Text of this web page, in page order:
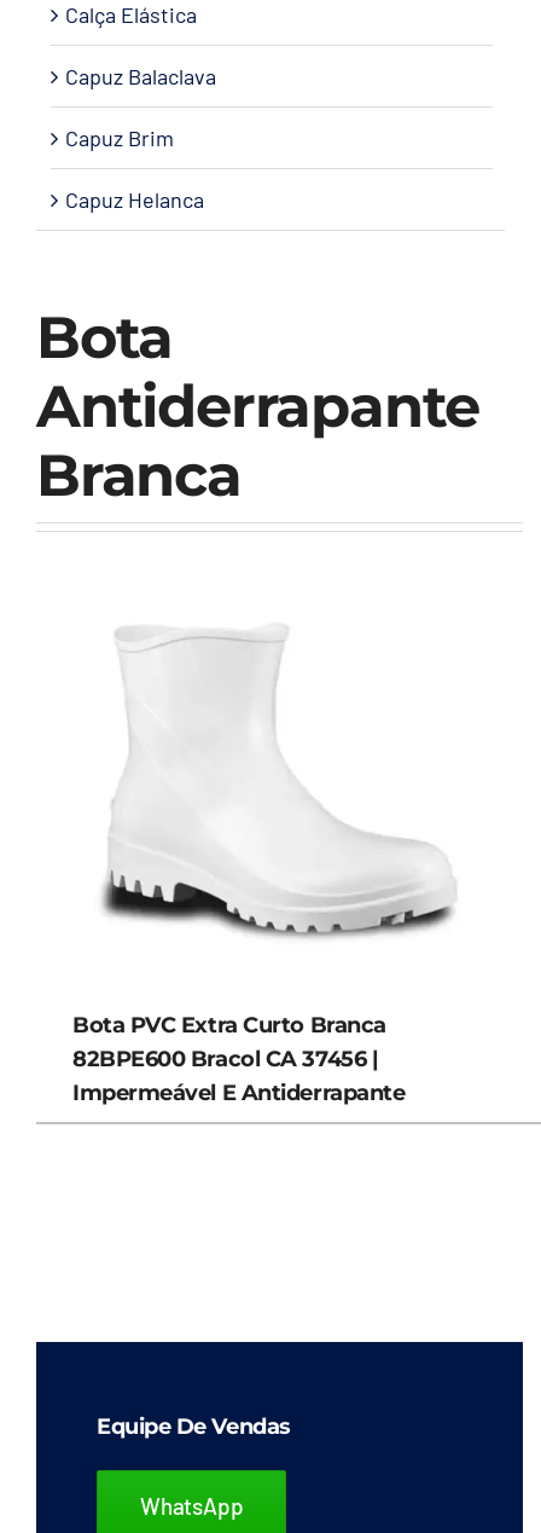
Bota
Antiderrapante
Branca
Bota PVC Extra Curto Branca
82BPE600 Bracol CA 37456 |
Impermeável E Antiderrapante
Calça Elástica
Capuz Balaclava
Capuz Brim
Capuz Helanca
Equipe De Vendas
WhatsApp